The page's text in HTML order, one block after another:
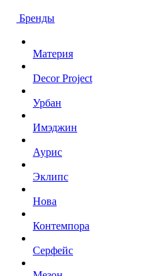
Бренды
Материя
Decor Project
Урбан
Имэджин
Аурис
Эклипс
Нова
Контемпора
Серфейс